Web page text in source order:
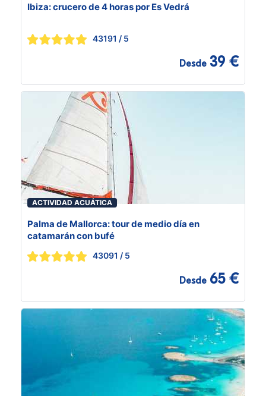
Ibiza: crucero de 4 horas por Es Vedrá
43191 / 5
Desde 39 €
ACTIVIDAD ACUÁTICA
Palma de Mallorca: tour de medio día en
catamarán con bufé
43091 / 5
Desde 65 €